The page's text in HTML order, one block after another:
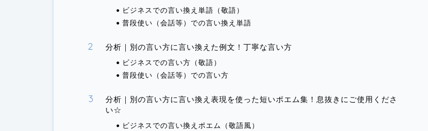
ビジネスでの言い換え単語（敬語）
普段使い（会話等）での言い換え単語
分析｜別の言い方に言い換えた例文！丁寧な言い方
ビジネスでの言い方（敬語）
普段使い（会話等）での言い方
分析｜別の言い方に言い換え表現を使った短いポエム集！息抜きにご使用くださ
い☆
ビジネスでの言い換えポエム（敬語風）